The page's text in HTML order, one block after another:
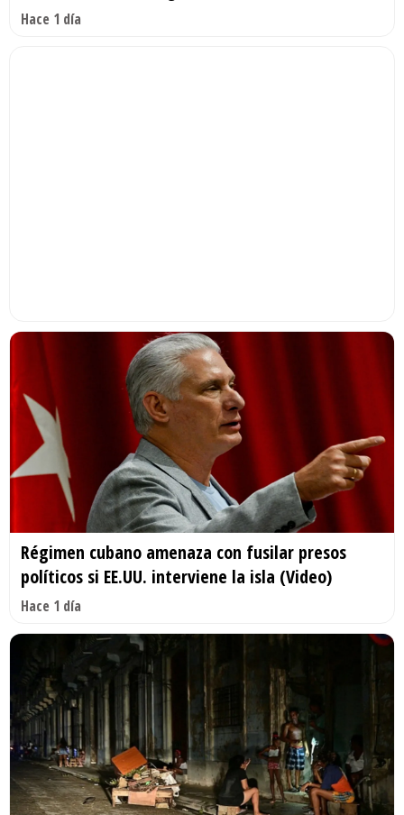
Hace 1 día
Régimen cubano amenaza con fusilar presos
políticos si EE.UU. interviene la isla (Video)
Hace 1 día